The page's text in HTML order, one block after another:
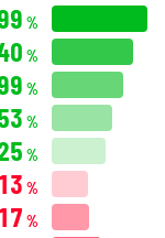
%
%
%
%
%
%
%